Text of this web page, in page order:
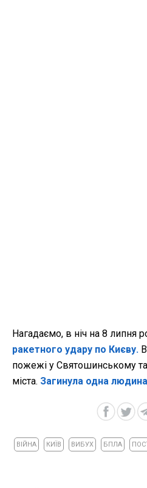
Нагадаємо, в ніч на 8 липня
ракетного удару по Києву.
пожежі у Святошинському
міста. Загинула одна
ВІЙНА КИЇВ ВИБУХ БПЛА